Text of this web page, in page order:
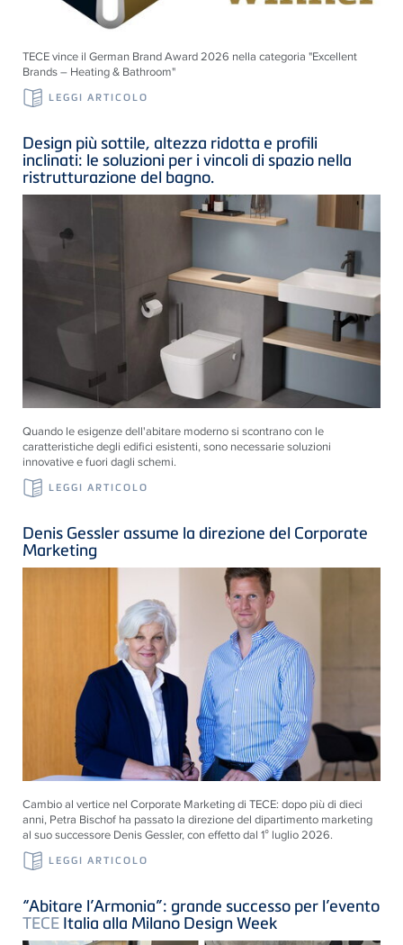
TECE vince il German Brand Award 2026 nella categoria "Excellent
Brands – Heating & Bathroom"
LEGGI ARTICOLO
Quando le esigenze dell'abitare moderno si scontrano con le
caratteristiche degli edifici esistenti, sono necessarie soluzioni
innovative e fuori dagli schemi.
LEGGI ARTICOLO
Design più sottile, altezza ridotta e profili
inclinati: le soluzioni per i vincoli di spazio nella
ristrutturazione del bagno.
Cambio al vertice nel Corporate Marketing di TECE: dopo più di dieci
anni, Petra Bischof ha passato la direzione del dipartimento marketing
al suo successore Denis Gessler, con effetto dal 1° luglio 2026.
LEGGI ARTICOLO
Denis Gessler assume la direzione del Corporate
Marketing
“Abitare l’Armonia”: grande successo per l’evento
TECE Italia alla Milano Design Week